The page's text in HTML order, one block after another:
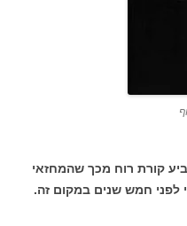
קורת רוח מכך שהמחזאי
לפני חמש שנים במקום זה.